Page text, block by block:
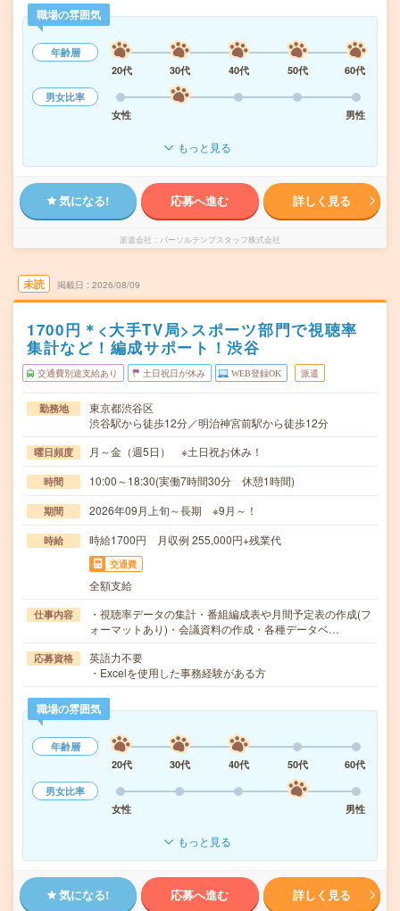
職場の雰囲気
年齢層
20代
30代 40代 50代
60代
男女比率
女性
男性
もっと見る
気になる! 応募へ進む 詳しく見る
派遣会社 パーソルテンプスタッフ株式会社
未読 掲載日 2026/08/09
1700円＊<大手TV局>スポーツ部門で視聴率
集計など！編成サポート！渋谷
交通費別途支給あり 土日祝日が休み WEB登録OK 派遣
勤務地
東京都渋谷区
渋谷駅から徒歩12分／明治神宮前駅から徒歩12分
曜日頻度 月～金（週5日） ※土日祝お休み！
時間 10:00～18:30(実働7時間30分 休憩1時間)
期間 2026年09月上旬～長期 ※9月～！
時給 時給1700円 月収例 255,000円+残業代
交通費
全額支給
仕事内容
・視聴率データの集計・番組編成表や月間予定表の作成(フ
ォーマットあり)・会議資料の作成・各種データベ…
応募資格
英語力不要
・Excelを使用した事務経験がある方
職場の雰囲気
年齢層
20代
30代 40代 50代
60代
男女比率
女性
男性
もっと見る
気になる! 応募へ進む 詳しく見る